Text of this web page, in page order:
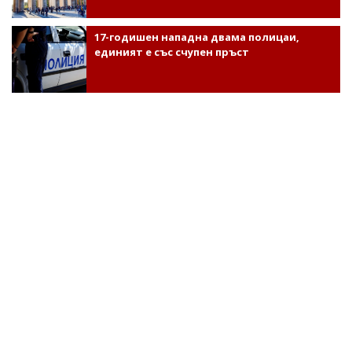
17-годишен нападна двама полицаи,
единият е със счупен пръст